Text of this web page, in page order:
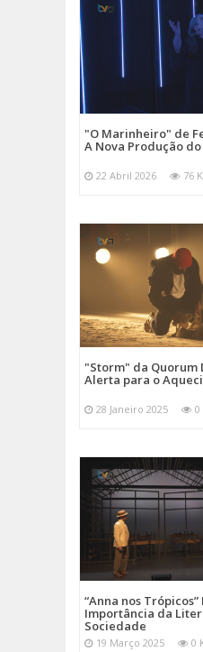
"O Marinheiro" de
A Nova Produção do
22 Abril 2026 76 K
"Storm" da Quorum
Alerta para o
28 Janeiro 2025 0
“Anna nos
Importância da
Sociedade
19 Março 2025 0